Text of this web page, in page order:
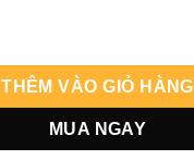
lượng
THÊM VÀO GIỎ HÀNG
MUA NGAY